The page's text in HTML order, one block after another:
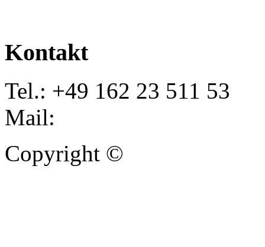
Kontakt
Tel.: +49 162 23 511 53
Mail:
Copyright ©